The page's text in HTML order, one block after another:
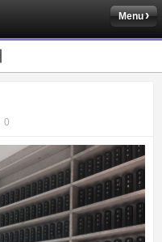
Menu
0